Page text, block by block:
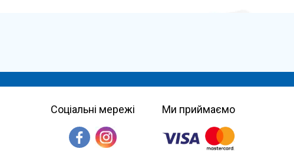
Соціальні мережі Ми приймаємо